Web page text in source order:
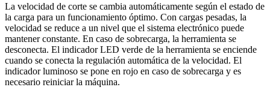
La velocidad de corte se cambia automáticamente según el estado de
la carga para un funcionamiento óptimo. Con cargas pesadas, la
velocidad se reduce a un nivel que el sistema electrónico puede
mantener constante. En caso de sobrecarga, la herramienta se
desconecta. El indicador LED verde de la herramienta se enciende
cuando se conecta la regulación automática de la velocidad. El
indicador luminoso se pone en rojo en caso de sobrecarga y es
necesario reiniciar la máquina.